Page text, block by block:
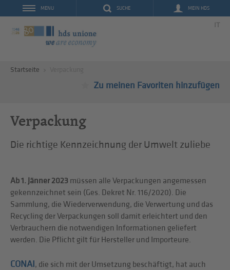
SUCHE MEIN HDS
MENU
IT
Startseite
Zu meinen Favoriten hinzufügen
Verpackung
Die richtige Kennzeichnung der Umwelt zuliebe
Ab 1. Jänner 2023 müssen alle Verpackungen angemessen
gekennzeichnet sein (Ges. Dekret Nr. 116/2020). Die
Sammlung, die Wiederverwendung, die Verwertung und das
Recycling der Verpackungen soll damit erleichtert und den
Verbrauchern die notwendigen Informationen geliefert
werden. Die Pflicht gilt für Hersteller und Importeure.
CONAI, die sich mit der Umsetzung beschäftigt, hat auch